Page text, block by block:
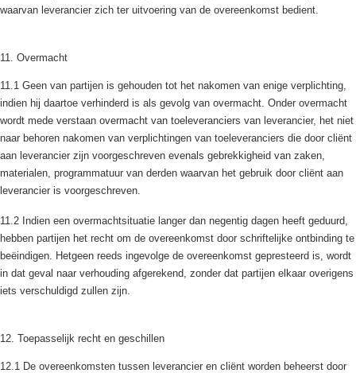
waarvan leverancier zich ter uitvoering van de overeenkomst bedient.
11. Overmacht
11.1 Geen van partijen is gehouden tot het nakomen van enige verplichting,
indien hij daartoe verhinderd is als gevolg van overmacht. Onder overmacht
wordt mede verstaan overmacht van toeleveranciers van leverancier, het niet
naar behoren nakomen van verplichtingen van toeleveranciers die door cliënt
aan leverancier zijn voorgeschreven evenals gebrekkigheid van zaken,
materialen, programmatuur van derden waarvan het gebruik door cliënt aan
leverancier is voorgeschreven.
11.2 Indien een overmachtsituatie langer dan negentig dagen heeft geduurd,
hebben partijen het recht om de overeenkomst door schriftelijke ontbinding te
beëindigen. Hetgeen reeds ingevolge de overeenkomst gepresteerd is, wordt
in dat geval naar verhouding afgerekend, zonder dat partijen elkaar overigens
iets verschuldigd zullen zijn.
12. Toepasselijk recht en geschillen
12.1 De overeenkomsten tussen leverancier en cliënt worden beheerst door